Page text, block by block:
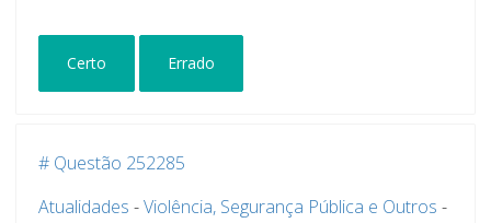
Certo Errado
# Questão 252285
Atualidades -Violência, Segurança Pública e Outros -